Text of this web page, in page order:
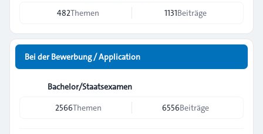
482Themen 1131Beiträge
Bei der Bewerbung / Application
Bachelor/Staatsexamen
2566Themen 6556Beiträge